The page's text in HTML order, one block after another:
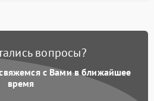
вопросы?
с Вами в ближайшее
время